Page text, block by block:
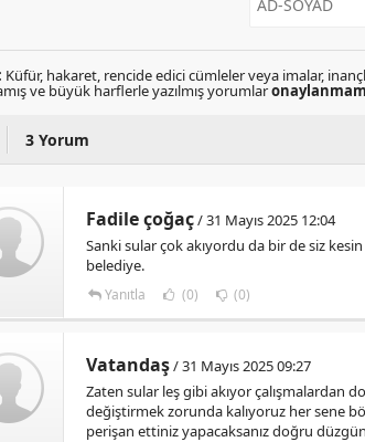
Küfür, hakaret, rencide edici cümleler veya imalar,
ve büyük harflerle yazılmış yorumlar
3 Yorum
Fadile çoğaç/ 31 Mayıs 2025 12:04
Sanki sular çok akıyordu da bir de siz
belediye.
Yanıtla (0) (0)
Vatandaş/ 31 Mayıs 2025 09:27
Zaten sular leş gibi akıyor çalışmalardan
değiştirmek zorunda kalıyoruz her sene
perişan ettiniz yapacaksanız doğru